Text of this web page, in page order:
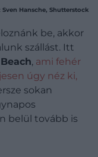
Sven Hansche, Shutterstock
be, akkor
szállást. Itt
, ami fehér
úgy néz ki,
sokan
belül tovább is